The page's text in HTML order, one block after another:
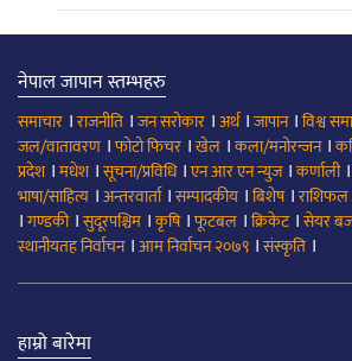
नेपाल जापान स्तम्भहरु
समाचार ।राजनीति ।जन सरोकार ।अर्थ।जापान।विश्व
जल/वातावरण ।फोटो फिचर ।खेल ।कला/मनोरन्जन।
प्रदेश।मधेश।सूचना/प्रविधि।एन आर एन न्युज।कर्णाली
भाषा/साहित्य ।अन्तरवार्ता।सम्पादकीय ।बिशेष।राशिफल
।गण्डकी।सुदूरपश्चिम ।कृषि।फूटबल ।क्रिकेट।सेयर
स्थानीयतह निर्वाचन।आम निर्वाचन २०७९ ।संस्कृति ।
हाम्रो बारेमा